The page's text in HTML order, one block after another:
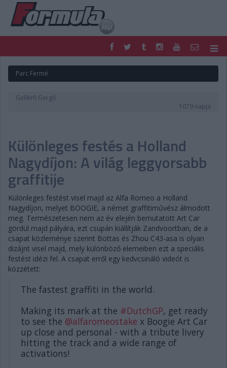
FORMULA
MOTOR
NEMZETKÖZI
DIGITÁLIS MAGAZIN
PONTÁLLÁSOK
VERSENYNAPTÁRAK
Parc Fermé
Gellérfi Gergő
1079 napja
Különleges festés a Holland
Nagydíjon: A világ leggyorsabb
graffitije
Különleges festést visel majd az Alfa Romeo a Holland
Nagydíjon, melyet BOOGIE, a német graffitiművész álmodott
meg. Természetesen nem az év elején bemutatott Art Car
gördül majd pályára, ezt csupán kiállítják Zandvoortban, de a
csapat közleménye szerint Bottas és Zhou C43-asa is olyan
dizájnt visel majd, mely különböző elemeiben ezt a speciális
festést idézi fel. A csapat erről egy kedvcsináló videót is
közzétett:
The fastest graffiti in the world.
Making its mark at the #DutchGP, get ready
to see the @alfaromeostake x Boogie Art Car
up close and personal - with a tribute livery
hitting the track and a wide range of
activations!